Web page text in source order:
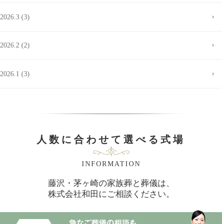
2026.3 (3)
2026.2 (2)
2026.1 (3)
人数に合わせて選べる式場
INFORMATION
藤沢・茅ヶ崎の家族葬と葬儀は、
株式会社和田にご相談ください。